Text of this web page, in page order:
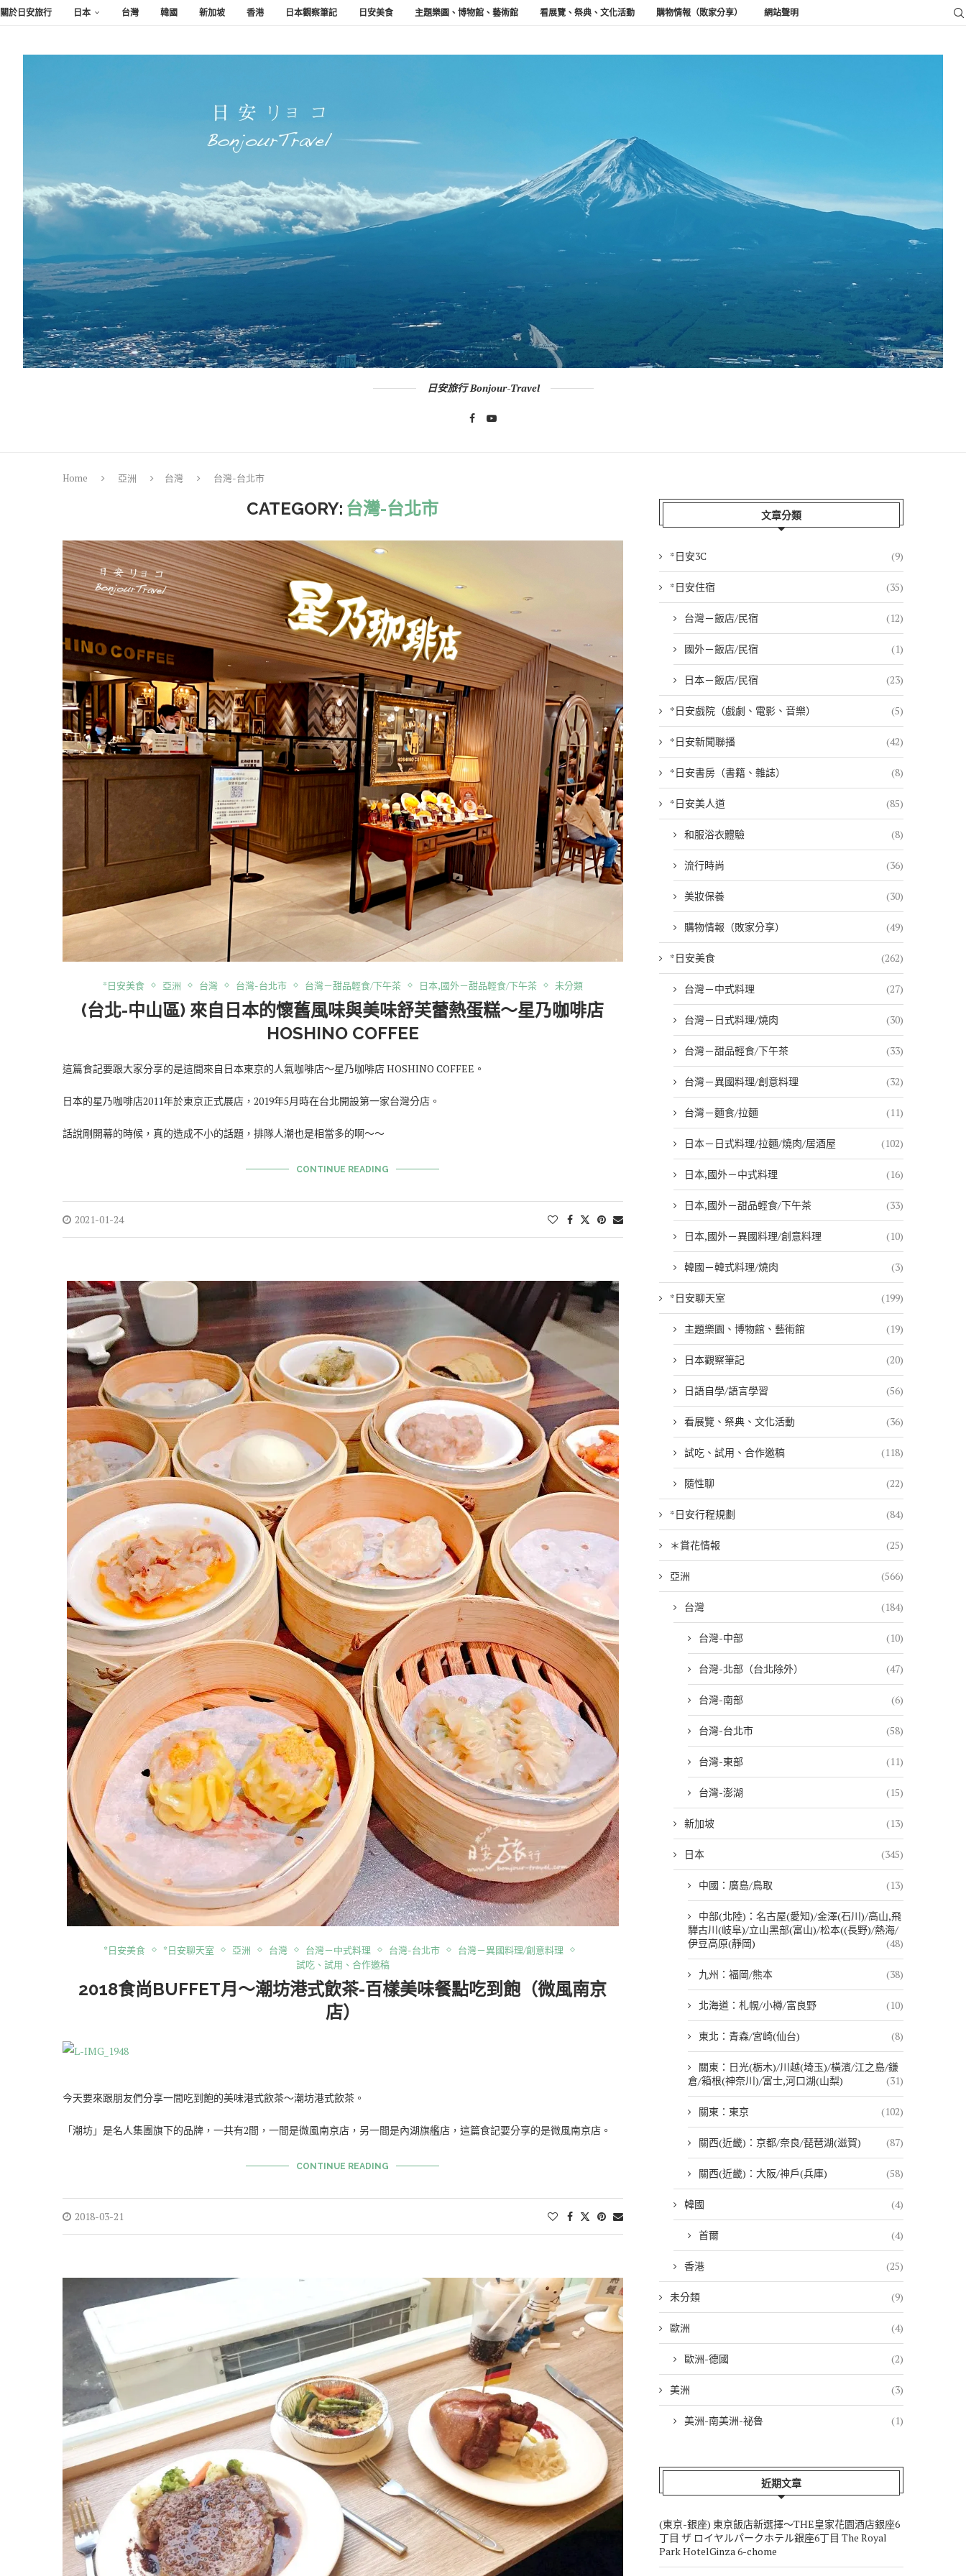
關於日安旅行 日本 台灣 韓國 新加坡 香港 日本觀察筆記 日安美食 主題樂園、博物館、藝術館 看展覽、祭典、文化活動 購物情報（敗家分享） 網站聲明
日安旅行 Bonjour-Travel
Home 亞洲 台灣 台灣-台北市
CATEGORY: 台灣-台北市
*日安美食 亞洲 台灣 台灣-台北市 台灣－甜品輕食/下午茶 日本,國外－甜品輕食/下午茶 未分類
(台北-中山區) 來自日本的懷舊風味與美味舒芙蕾熱蛋糕～星乃咖啡店
HOSHINO COFFEE
這篇食記要跟大家分享的是這間來自日本東京的人氣咖啡店～星乃咖啡店 HOSHINO COFFEE。
日本的星乃咖啡店2011年於東京正式展店，2019年5月時在台北開設第一家台灣分店。
話說剛開幕的時候，真的造成不小的話題，排隊人潮也是相當多的啊～～
CONTINUE READING
2021-01-24
*日安美食 *日安聊天室 亞洲 台灣 台灣－中式料理 台灣-台北市
台灣－異國料理/創意料理
試吃、試用、合作邀稿
2018食尚BUFFET月～潮坊港式飲茶-百樣美味餐點吃到飽（微風南京
店）
今天要來跟朋友們分享一間吃到飽的美味港式飲茶～潮坊港式飲茶。
「潮坊」是名人集團旗下的品牌，一共有2間，一間是微風南京店，另一間是內湖旗艦店，這篇食記要分享的是微風南京店。
CONTINUE READING
2018-03-21
文章分類
*日安3C (9)
*日安住宿 (35)
台灣－飯店/民宿 (12)
國外－飯店/民宿 (1)
日本－飯店/民宿 (23)
*日安戲院（戲劇、電影、音樂） (5)
*日安新聞聯播 (42)
*日安書房（書籍、雜誌） (8)
*日安美人道 (85)
和服浴衣體驗 (8)
流行時尚 (36)
美妝保養 (30)
購物情報（敗家分享） (49)
*日安美食 (262)
台灣－中式料理 (27)
台灣－日式料理/燒肉 (30)
台灣－甜品輕食/下午茶 (33)
台灣－異國料理/創意料理 (32)
台灣－麵食/拉麵 (11)
日本－日式料理/拉麵/燒肉/居酒屋 (102)
日本,國外－中式料理 (16)
日本,國外－甜品輕食/下午茶 (33)
日本,國外－異國料理/創意料理 (10)
韓國－韓式料理/燒肉 (3)
*日安聊天室 (199)
主題樂園、博物館、藝術館 (19)
日本觀察筆記 (20)
日語自學/語言學習 (56)
看展覽、祭典、文化活動 (36)
試吃、試用、合作邀稿 (118)
隨性聊 (22)
*日安行程規劃 (84)
＊賞花情報 (25)
亞洲 (566)
台灣 (184)
台灣-中部 (10)
台灣-北部（台北除外） (47)
台灣-南部 (6)
台灣-台北市 (58)
台灣-東部 (11)
台灣-澎湖 (15)
新加坡 (13)
日本 (345)
中國：廣島/鳥取 (13)
中部(北陸)：名古屋(愛知)/金澤(石川)/高山,飛
騨古川(岐阜)/立山黑部(富山)/松本((長野)/熱海/
伊豆高原(靜岡)
(48)
九州：福岡/熊本 (38)
北海道：札幌/小樽/富良野 (10)
東北：青森/宮崎(仙台) (8)
關東：日光(栃木)/川越(埼玉)/橫濱/江之島/鎌
倉/箱根(神奈川)/富士,河口湖(山梨)
(31)
關東：東京 (102)
關西(近畿)：京都/奈良/琵琶湖(滋賀) (87)
關西(近畿)：大阪/神戶(兵庫) (58)
韓國 (4)
首爾 (4)
香港 (25)
未分類 (9)
歐洲 (4)
歐洲-德國 (2)
美洲 (3)
美洲-南美洲-祕魯 (1)
近期文章
(東京-銀座) 東京飯店新選擇～THE皇家花園酒店銀座6
丁目 ザ ロイヤルパークホテル銀座6丁目 The Royal
Park HotelGinza 6-chome